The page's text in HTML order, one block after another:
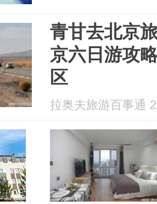
青甘去北京
京六日游攻
区
拉奥夫旅游百事通